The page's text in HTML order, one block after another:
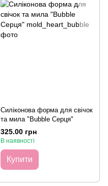
Силіконова форма для свічок
та мила "Bubble Cерця"
325.00 грн
В наявності
Купити